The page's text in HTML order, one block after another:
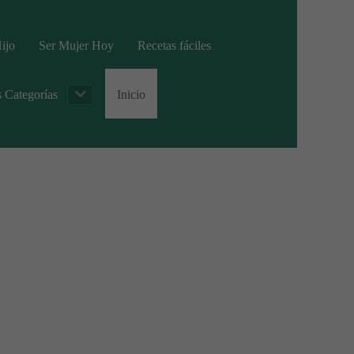
Ser Mujer Hoy Recetas fáciles
Categorías Inicio